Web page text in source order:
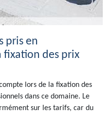
pris en
des prix
lors de la fixation des
dans ce domaine. Le
sur les tarifs, car du